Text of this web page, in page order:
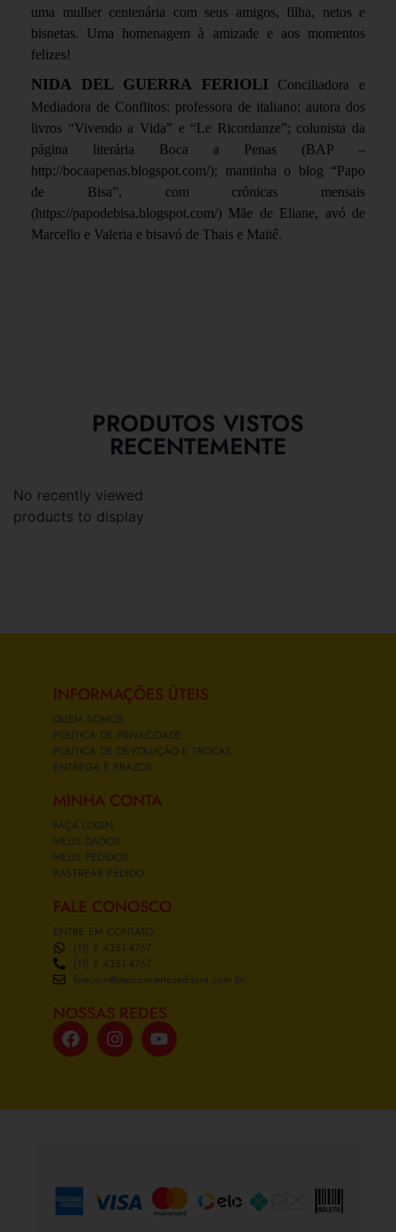
uma mulher centenária com seus amigos, filha, netos e
bisnetas. Uma homenagem à amizade e aos momentos
felizes!
NIDA DEL GUERRA FERIOLI Conciliadora e
Mediadora de Conflitos; professora de italiano; autora dos
livros “Vivendo a Vida” e “Le Ricordanze”; colunista da
página literária Boca a Penas (BAP –
http://bocaapenas.blogspot.com/); mantinha o blog “Papo
de Bisa”, com crônicas mensais
(https://papodebisa.blogspot.com/) Mãe de Eliane, avó de
Marcello e Valeria e bisavó de Thais e Maitê.
PRODUTOS VISTOS
RECENTEMENTE
No recently viewed
products to display
INFORMAÇÕES ÚTEIS
QUEM SOMOS
POLÍTICA DE PRIVACIDADE
POLÍTICA DE DEVOLUÇÃO E TROCAS
ENTREGA E PRAZOS
MINHA CONTA
FAÇA LOGIN
MEUS DADOS
MEUS PEDIDOS
RASTREAR PEDIDO
FALE CONOSCO
ENTRE EM CONTATO
(11) 9 4351-4767
(11) 9 4351-4767
falecom@desconcertoseditora.com.br
NOSSAS REDES